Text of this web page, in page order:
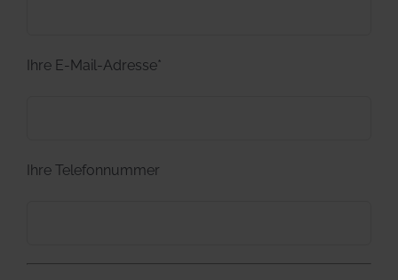
Ihre E-Mail-Adresse*
Ihre Telefonnummer